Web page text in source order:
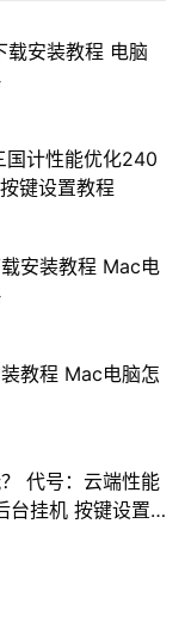
载安装教程 电脑
国计性能优化240
键设置教程
安装教程 Mac电
教程 Mac电脑怎
代号：云端性能
台挂机 按键设置